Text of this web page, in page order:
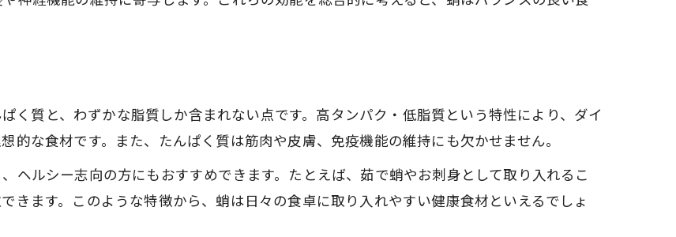
タコを継続摂取する際の栄養バランス
たこ体に悪い説と実際のリスク比較
カと比較してわかる蛸のタンパク質と効能
イカとタコの栄養素比較で健康食材選び
く質と、わずかな脂質しか含まれない点です。高タンパク・低脂質という特性により、ダイ
的な食材です。また、たんぱく質は筋肉や皮膚、免疫機能の維持にも欠かせません。
ヘルシー志向の方にもおすすめできます。たとえば、茹で蛸やお刺身として取り入れるこ
きます。このような特徴から、蛸は日々の食卓に取り入れやすい健康食材といえるでしょ